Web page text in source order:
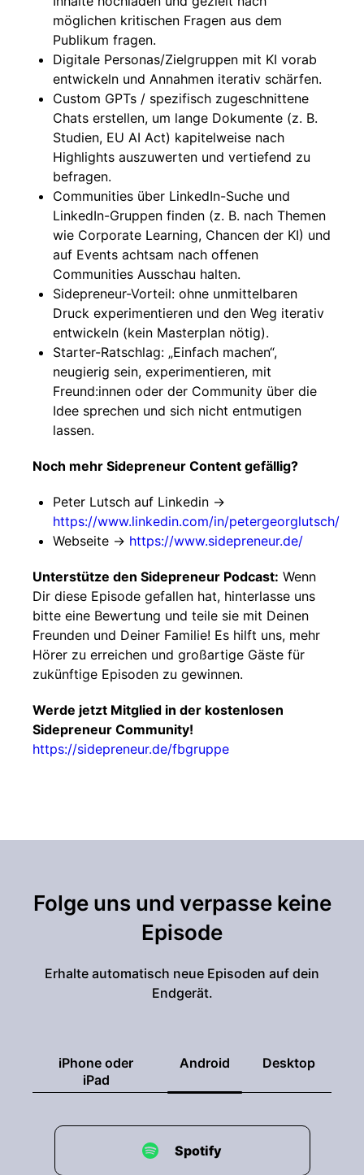
möglichen kritischen Fragen aus dem
Publikum fragen.
Digitale Personas/Zielgruppen mit KI vorab
entwickeln und Annahmen iterativ schärfen.
Custom GPTs / spezifisch zugeschnittene
Chats erstellen, um lange Dokumente (z. B.
Studien, EU AI Act) kapitelweise nach
Highlights auszuwerten und vertiefend zu
befragen.
Communities über LinkedIn-Suche und
LinkedIn-Gruppen finden (z. B. nach Themen
wie Corporate Learning, Chancen der KI) und
auf Events achtsam nach offenen
Communities Ausschau halten.
Sidepreneur-Vorteil: ohne unmittelbaren
Druck experimentieren und den Weg iterativ
entwickeln (kein Masterplan nötig).
Starter-Ratschlag: „Einfach machen“,
neugierig sein, experimentieren, mit
Freund:innen oder der Community über die
Idee sprechen und sich nicht entmutigen
lassen.
Noch mehr Sidepreneur Content gefällig?
Peter Lutsch auf Linkedin ->
https://www.linkedin.com/in/petergeorglutsch/
Webseite -> https://www.sidepreneur.de/
Unterstütze den Sidepreneur Podcast: Wenn
Dir diese Episode gefallen hat, hinterlasse uns
bitte eine Bewertung und teile sie mit Deinen
Freunden und Deiner Familie! Es hilft uns, mehr
Hörer zu erreichen und großartige Gäste für
zukünftige Episoden zu gewinnen.
Werde jetzt Mitglied in der kostenlosen
Sidepreneur Community!
https://sidepreneur.de/fbgruppe
Folge uns und verpasse keine
Episode
Erhalte automatisch neue Episoden auf dein
Endgerät.
iPhone oder
iPad
Android Desktop
Spotify